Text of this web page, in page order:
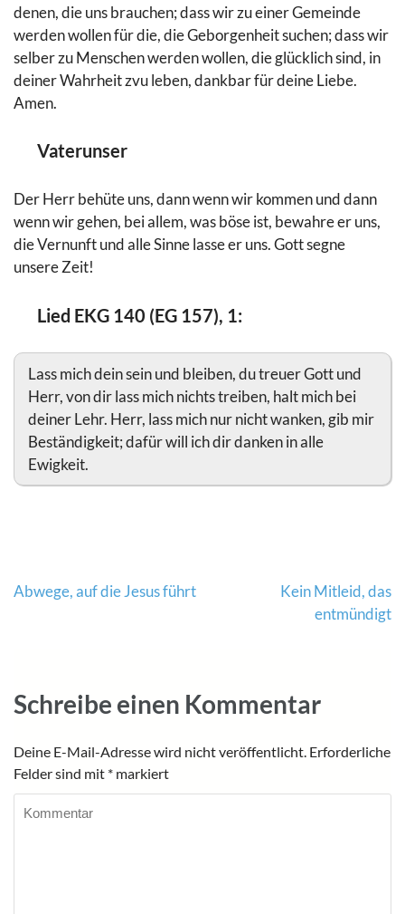
denen, die uns brauchen; dass wir zu einer Gemeinde
werden wollen für die, die Geborgenheit suchen; dass wir
selber zu Menschen werden wollen, die glücklich sind, in
deiner Wahrheit zvu leben, dankbar für deine Liebe.
Amen.
Vaterunser
Der Herr behüte uns, dann wenn wir kommen und dann
wenn wir gehen, bei allem, was böse ist, bewahre er uns,
die Vernunft und alle Sinne lasse er uns. Gott segne
unsere Zeit!
Lied EKG 140 (EG 157), 1:
Lass mich dein sein und bleiben, du treuer Gott und
Herr, von dir lass mich nichts treiben, halt mich bei
deiner Lehr. Herr, lass mich nur nicht wanken, gib mir
Beständigkeit; dafür will ich dir danken in alle
Ewigkeit.
Beitragsnavigation
Abwege, auf die Jesus führt
Kein Mitleid, das
entmündigt
Schreibe einen Kommentar
Deine E-Mail-Adresse wird nicht veröffentlicht. Erforderliche
Felder sind mit * markiert